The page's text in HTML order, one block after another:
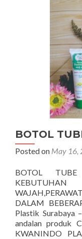
BOTOL
Posted on May 16,
BOTOL
DALAM
Plastik Surabaya
andalan produk
KWANINDO